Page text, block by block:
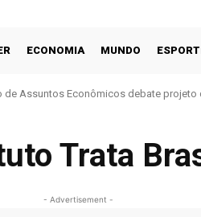
ECONOMIA MUNDO
de Assuntos Econômicos debate
Trata
- Advertisement -